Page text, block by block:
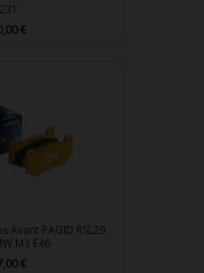
€
Avant PAGID RSL29
M3 E46
€